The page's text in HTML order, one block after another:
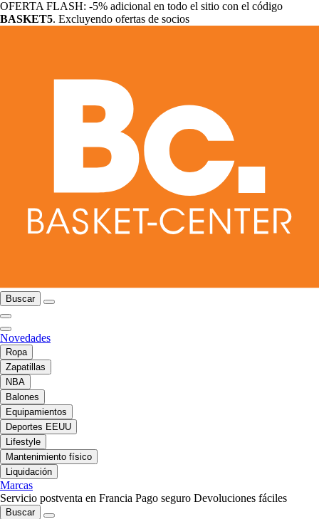
OFERTA FLASH: -5% adicional en todo el sitio con el código
BASKET5. Excluyendo ofertas de socios
Buscar
Novedades
Ropa
Zapatillas
NBA
Balones
Equipamientos
Deportes EEUU
Lifestyle
Mantenimiento físico
Liquidación
Marcas
Servicio postventa en Francia Pago seguro Devoluciones fáciles
Buscar